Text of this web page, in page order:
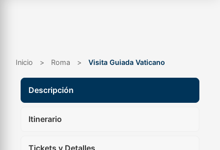
Inicio > Roma > Visita Guiada Vaticano
Descripción
Itinerario
Tickets y Detalles